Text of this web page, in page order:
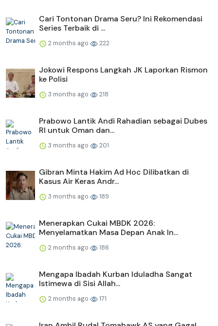
Cari Tontonan Drama Seru? Ini Rekomendasi
Series Terbaik di ...
2 months ago 222
Jokowi Respons Langkah JK Laporkan Rismon
ke Polisi
3 months ago 218
Prabowo Lantik Andi Rahadian sebagai Dubes
RI untuk Oman dan...
3 months ago 201
Gibran Minta Hakim Ad Hoc Dilibatkan di
Kasus Air Keras Andr...
3 months ago 189
Menerapkan Cukai MBDK 2026:
Menyelamatkan Masa Depan Anak In...
2 months ago 186
Mengapa Ibadah Kurban Iduladha Sangat
Istimewa di Sisi Allah...
2 months ago 171